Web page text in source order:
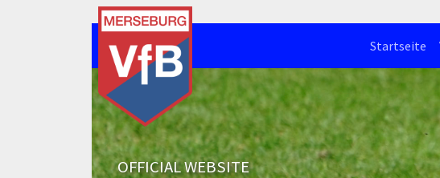
Startseite
OFFICIAL WEBSITE